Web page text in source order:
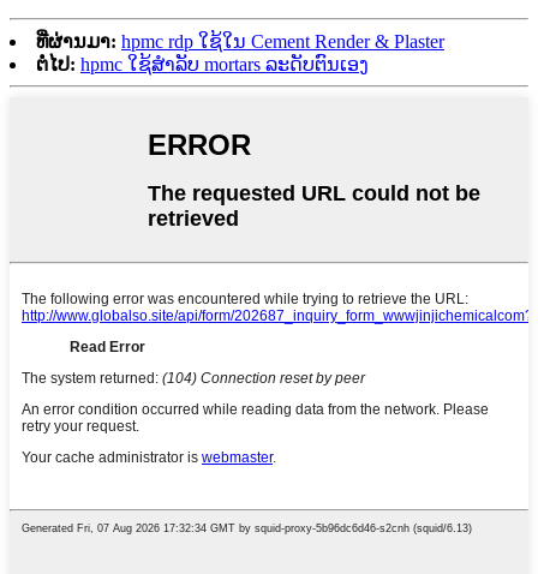
ທີ່ຜ່ານມາ: hpmc rdp ໃຊ້ໃນ Cement Render & Plaster
ຕໍ່ໄປ: hpmc ໃຊ້ສໍາລັບ mortars ລະດັບຕົນເອງ